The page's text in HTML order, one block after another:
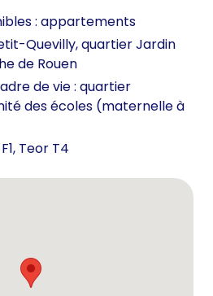
: appartements
Quevilly, quartier Jardin
de Rouen
de vie : quartier
des écoles (maternelle à
Teor T4